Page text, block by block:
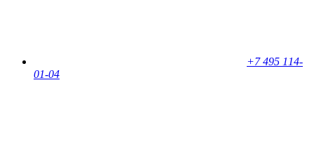
+7 495 114-
01-04